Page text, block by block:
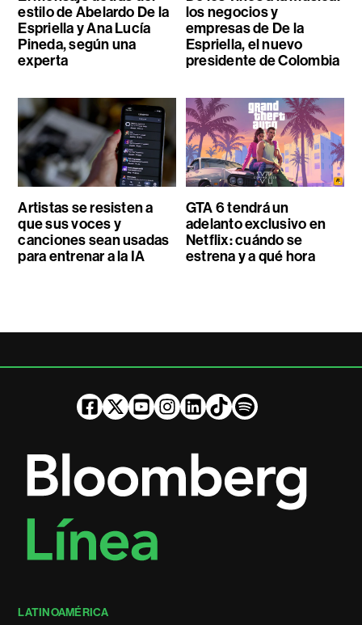
estilo de Abelardo De la
Espriella y Ana Lucía
Pineda, según una
experta
los negocios y
empresas de De la
Espriella, el nuevo
presidente de Colombia
Artistas se resisten a
que sus voces y
canciones sean usadas
para entrenar a la IA
GTA 6 tendrá un
adelanto exclusivo en
Netflix: cuándo se
estrena y a qué hora
LATINOAMÉRICA